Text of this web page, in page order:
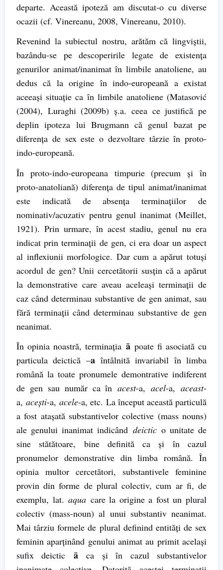
departe. Această ipoteză am discutat-o cu diverse
ocazii (cf. Vinereanu, 2008, Vinereanu, 2010).
Revenind la subiectul nostru, arătăm că lingviștii,
bazându-se pe descoperirile legate de existența
genurilor animat/inanimat în limbile anatoliene, au
dedus că la origine în indo-europeană a existat
aceeași situație ca în limbile anatoliene (Matasović
(2004), Luraghi (2009b) ș.a. ceea ce justifică pe
deplin ipoteza lui Brugmann că genul bazat pe
diferența de sex este o dezvoltare târzie în proto-
indo-europeană.
În proto-indo-europeana timpurie (precum și în
proto-anatoliană) diferența de tipul animat/inanimat
este indicată de absența terminațiilor de
nominativ/acuzativ pentru genul inanimat (Meillet,
1921). Prin urmare, în acest stadiu, genul nu era
indicat prin terminații de gen, ci era doar un aspect
al inflexiunii morfologice. Dar cum a apărut totuși
acordul de gen? Unii cercetătorii susțin că a apărut
la demonstrative care aveau aceleași terminații de
caz când determinau substantive de gen animat, sau
fără terminații când determinau substantive de gen
neanimat.
În opinia noastră, terminația āpoate fi asociată cu
particula deictică –aîntâlnită invariabil în limba
română la toate pronumele demontrative indiferent
de gen sau număr ca înacest-a,acel-a, aceast-
a,acești-a,acele-a, etc. La început această particulă
a fost atașată substantivelor colective (mass nouns)
ale genului inanimat indicând deictico unitate de
sine stătătoare, bine definită ca și în cazul
pronumelor demonstrative din limba română. În
opinia multor cercetători, substantivele feminine
provin din forme de plural colectiv, cum ar fi, de
exemplu, lat.aqua care la origine a fost un plural
colectiv (mass-noun) al unui substantiv neanimat.
Mai târziu formele de plural definind entități de sex
feminin aparținând genului animat au primit același
sufix deictic āca și în cazul substantivelor